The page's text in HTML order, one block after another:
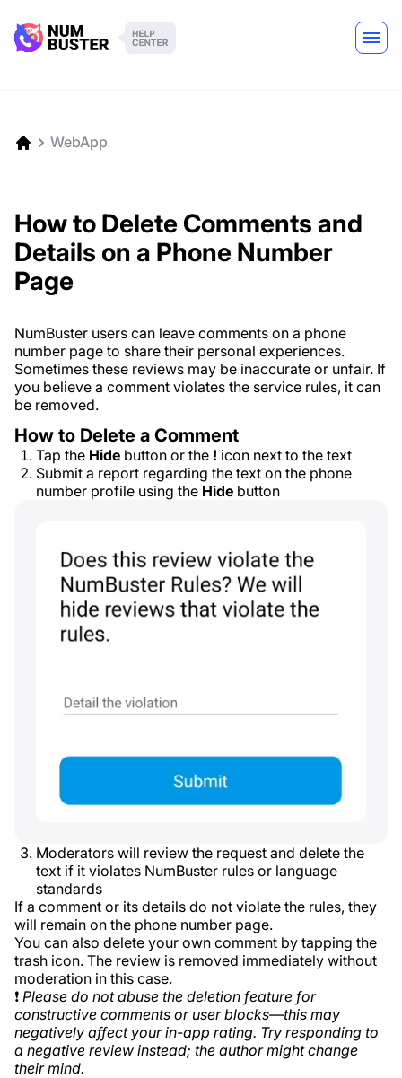
WebApp
How to Delete Comments and
Details on a Phone Number
Page
NumBuster users can leave comments on a phone
number page to share their personal experiences.
Sometimes these reviews may be inaccurate or unfair. If
you believe a comment violates the service rules, it can
be removed.
How to Delete a Comment
Tap the Hide button or the ! icon next to the text
Submit a report regarding the text on the phone
number profile using the Hide button
Moderators will review the request and delete the
text if it violates NumBuster rules or language
standards
If a comment or its details do not violate the rules, they
will remain on the phone number page.
You can also delete your own comment by tapping the
trash icon. The review is removed immediately without
moderation in this case.
❗ Please do not abuse the deletion feature for
constructive comments or user blocks—this may
negatively affect your in-app rating. Try responding to
a negative review instead; the author might change
their mind.